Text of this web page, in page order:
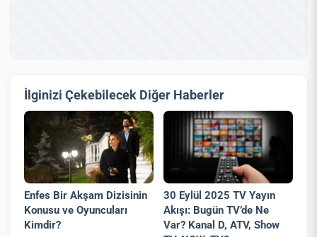
İlginizi Çekebilecek Diğer Haberler
Enfes Bir Akşam Dizisinin
Konusu ve Oyuncuları
Kimdir?
30 Eylül 2025 TV Yayın
Akışı: Bugün TV’de Ne
Var? Kanal D, ATV, Show